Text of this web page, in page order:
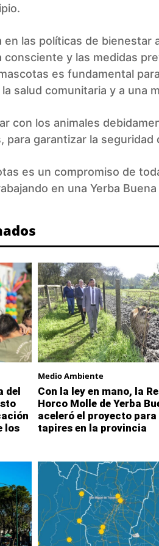
en las políticas de bienestar
y las medidas
es fundamental
salud comunitaria y a una
con los animales
para garantizar la seguridad
es un compromiso de
en una Yerba
del
los
Medio Ambiente
Con la ley en mano, la
Horco Molle de Yerba
aceleró el proyecto
tapires en la provincia